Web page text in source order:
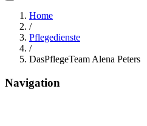
Home
/
Pflegedienste
/
DasPflegeTeam Alena Peters
Navigation